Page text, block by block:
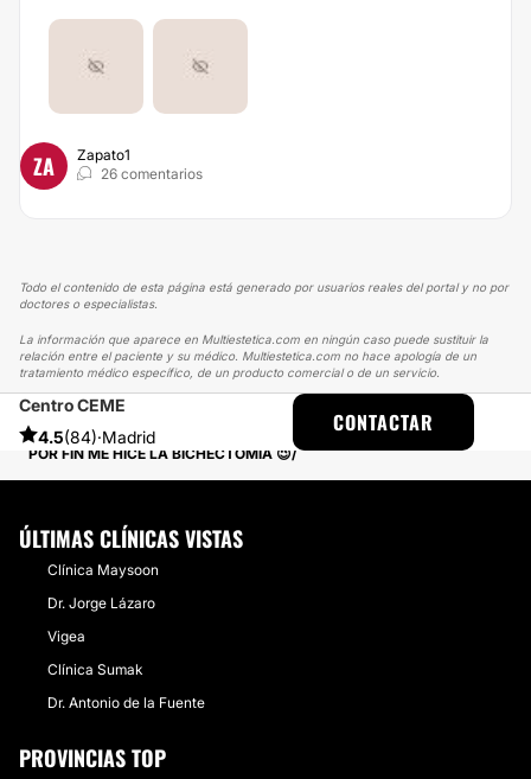
ZA
Zapato1
26 comentarios
Todo el contenido de esta página está generado por usuarios reales del portal y no por
doctores o especialistas.
La información que aparece en Multiestetica.com en ningún caso puede sustituir la
relación entre el paciente y su médico. Multiestetica.com no hace apología de un
tratamiento médico específico, de un producto comercial o de un servicio.
Centro CEME
4.5(84)·Madrid
CONTACTAR
MULTIESTETICA
EXPERIENCIAS REALES SOBRE BICHECTOMÍA
POR FIN ME HICE LA BICHECTOMIA 😉
ÚLTIMAS CLÍNICAS VISTAS
Clínica Maysoon
Dr. Jorge Lázaro
Vigea
Clínica Sumak
Dr. Antonio de la Fuente
PROVINCIAS TOP